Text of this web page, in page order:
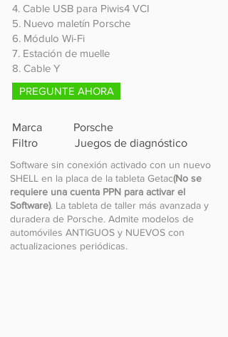
4. Cable USB para Piwis4 VCI
5. Nuevo maletín Porsche
6. Módulo Wi-Fi
7. Estación de muelle
8. Cable Y
PREGUNTE AHORA
Marca Porsche
Filtro Juegos de diagnóstico
Software sin conexión activado con un nuevo
SHELL en la placa de la tableta Getac(No se
requiere una cuenta PPN para activar el
Software). La tableta de taller más avanzada y
duradera de Porsche. Admite modelos de
automóviles ANTIGUOS y NUEVOS con
actualizaciones periódicas.